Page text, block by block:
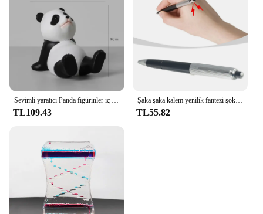
TL109.43
Şaka şaka kalem yenilik fantezi şok tükenmez kalem çok fonksiyonlu yaratıcı çevre dostu Trick parodi oyuncaklar ofis öğrenciler için
TL55.82